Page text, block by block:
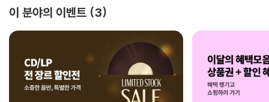
이 분야의 이벤트 3